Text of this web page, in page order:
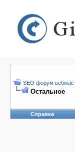
SEO форум
Остальное
Справка